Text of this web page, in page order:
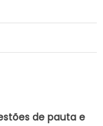
de pauta e